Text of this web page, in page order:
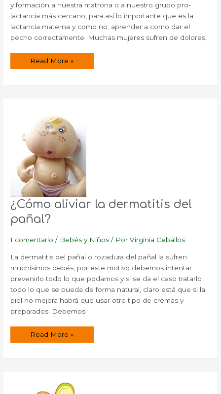
y formación a nuestra matrona o a nuestro grupo pro-
lactancia más cercano, para así lo importante que es la
lactancia materna y como no; aprender a como dar el
pecho correctamente. Muchas mujeres sufren de dolores,
Remedios
y
lactancia.
Read More »
¿Cómo aliviar la dermatitis del
pañal?
1 comentario / Bebés y Niños / PorVirginia Ceballos
La dermatitis del pañal o rozadura del pañal la sufren
muchísimos bebés, por este motivo debemos intentar
prevenirlo todo lo que podamos y si se da el caso tratarlo
todo lo que se pueda de forma natural, claro está que si la
piel no mejora habrá que usar otro tipo de cremas y
preparados. Debemos
¿Cómo
del
Read More »